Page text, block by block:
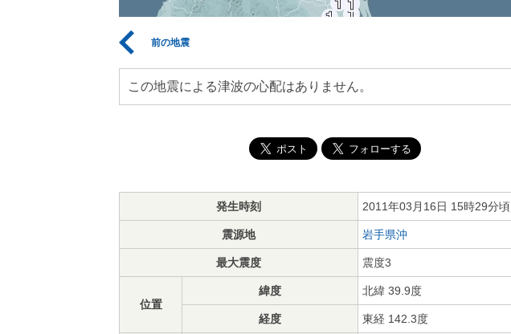
前の地震
この地震による津波の心配はありません。
発生時刻 2011年03月16日 15時29分頃
震源地 岩手県沖
最大震度 震度3
位置
緯度 北緯 39.9度
経度 東経 142.3度